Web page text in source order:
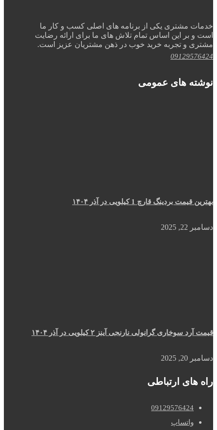
خدمات مشتری یکی از برنامه های اصلی کسب و کار ما
است و بر این اساس تمام تلاش های ما برای ارائه رضایت
مشتری و تجربه خرید خوب در ذهن مشتریان عزیز است.
09129576424
نوشته های عمومی
بهترین قیمت بردینگ قارچ 1 کیلویی در آذر ۱۴۰۴
دسامبر 22, 2025
قیمت آرد سوخاری گرانولی نارنجی آینز ۲ کیلویی در آذر ۱۴۰۴
دسامبر 20, 2025
راه های ارتباطی
09129576424
واتساپ